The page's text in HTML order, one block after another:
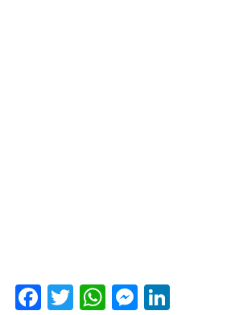
Facebook
Twitter
WhatsApp